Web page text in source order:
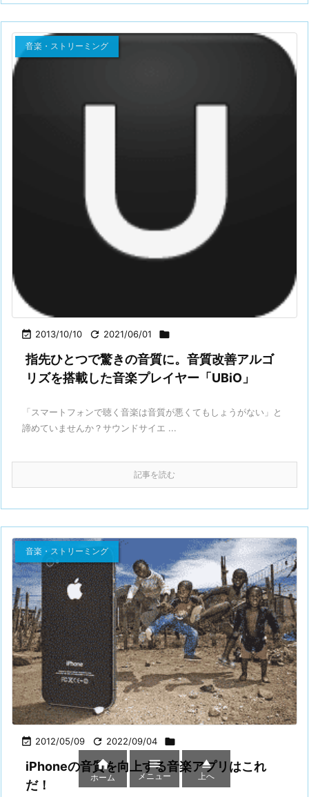
 2013/10/10  2021/06/01 
音楽・ストリーミング
指先ひとつで驚きの音質に。音質改善アルゴ
リズを搭載した音楽プレイヤー「UBiO」
「スマートフォンで聴く音楽は音質が悪くてもしょうがない」と
諦めていませんか？サウンドサイエ ...
記事を読む
 2012/05/09  2022/09/04 
音楽・ストリーミング
iPhoneの音質を向上する音楽アプリはこれ
だ！

ホーム

メニュー

上へ